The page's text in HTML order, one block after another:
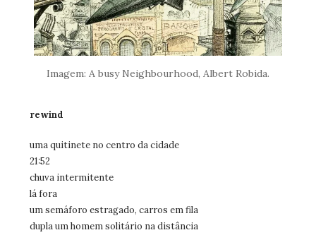
Imagem: A busy Neighbourhood, Albert Robida.
rewind
uma quitinete no centro da cidade
21:52
chuva intermitente
lá fora
um semáforo estragado, carros em fila
dupla um homem solitário na distância